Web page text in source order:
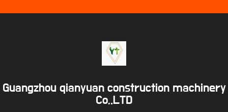
Guangzhou qianyuan construction machinery
Co,.LTD